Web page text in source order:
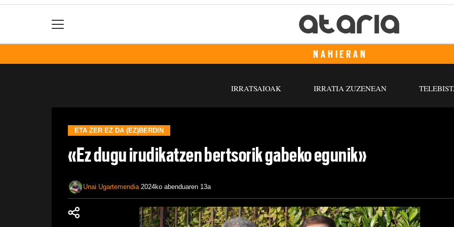
NAHIERAN
IRRATSAIOAK IRRATIA ZUZENEAN
ETA ZER EZ DA (EZ)BERDIN
«Ez dugu irudikatzen bertsorik gabeko egunik»
Unai Ugartemendia 2024ko abenduaren 13a